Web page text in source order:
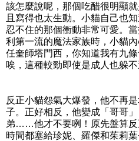
該怎麼說呢，那個吃醋很明顯
且寫得也太生動。小貓自己也
忍不住的那個衝動非常可愛。
利第一流的魔法家族時，小貓
任奎師塔門西，你知道我有九
唉，這種較勁即使是成人也躲不
反正小貓怨氣大爆發，他不再
子。正好相反，他變成「哥哥
弟……他才不要咧！原先盤算反
時間都塞給珍妮、羅傑和茱莉